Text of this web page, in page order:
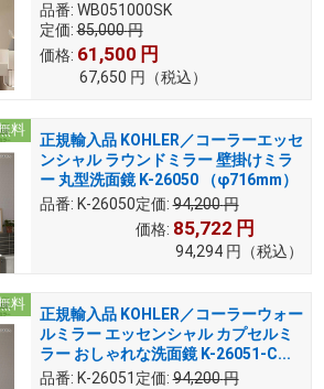
品番: WB051000SK
定価: 85,000円
価格: 61,500 円
67,650 円 （税込）
料
正規輸入品 KOHLER／コーラーエッセ
ンシャル ラウンドミラー 壁掛けミラ
ー 丸型洗面鏡 K-26050 （φ716mm）
品番: K-26050定価: 94,200円
価格: 85,722 円
94,294 円 （税込）
料
正規輸入品 KOHLER／コーラーウォー
ルミラー エッセンシャル カプセルミ
ラー おしゃれな洗面鏡 K-26051-C...
品番: K-26051 定価: 94,200円